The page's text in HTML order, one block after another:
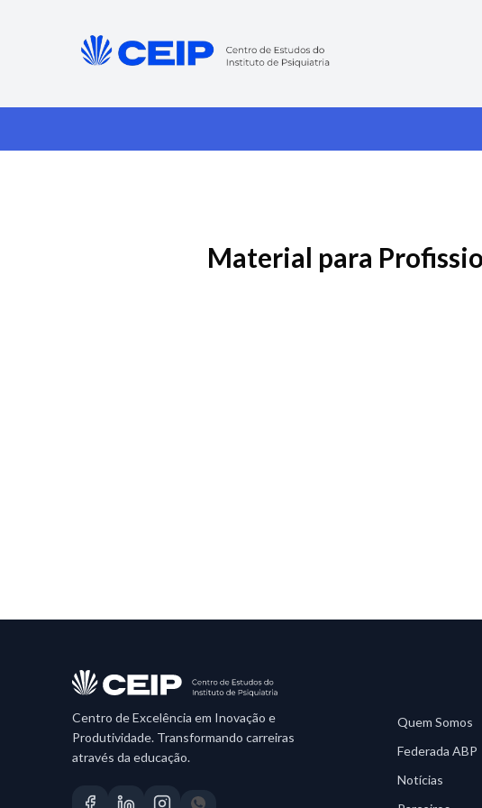
Material para
Centro de Excelência em Inovação e
Produtividade. Transformando carreiras
através da educação.
Quem Somos
Federada ABP
Notícias